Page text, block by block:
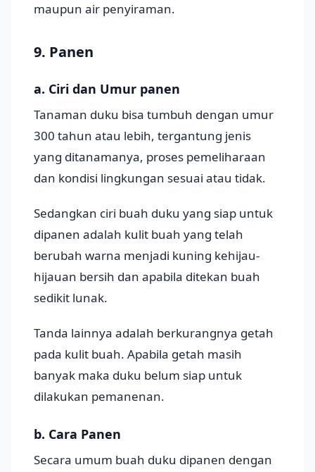
maupun air penyiraman.
9. Panen
a. Ciri dan Umur panen
Tanaman duku bisa tumbuh dengan umur
300 tahun atau lebih, tergantung jenis
yang ditanamanya, proses pemeliharaan
dan kondisi lingkungan sesuai atau tidak.
Sedangkan ciri buah duku yang siap untuk
dipanen adalah kulit buah yang telah
berubah warna menjadi kuning kehijau-
hijauan bersih dan apabila ditekan buah
sedikit lunak.
Tanda lainnya adalah berkurangnya getah
pada kulit buah. Apabila getah masih
banyak maka duku belum siap untuk
dilakukan pemanenan.
b. Cara Panen
Secara umum buah duku dipanen dengan